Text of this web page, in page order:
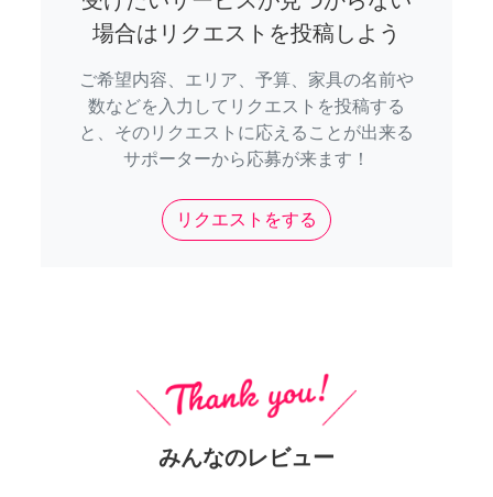
場合はリクエストを投稿しよう
ご希望内容、エリア、予算、家具の名前や
数などを入力してリクエストを投稿する
と、そのリクエストに応えることが出来る
サポーターから応募が来ます！
リクエストをする
みんなのレビュー